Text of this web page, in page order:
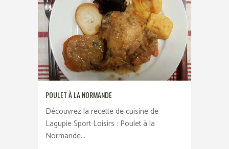
POULET À LA NORMANDE
Découvrez la recette de cuisine de
Lagupie Sport Loisirs : Poulet à la
Normande...